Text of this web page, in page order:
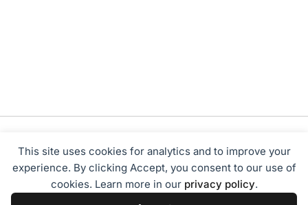
This site uses cookies for analytics and to improve your
experience. By clicking Accept, you consent to our use of
cookies. Learn more in our privacy policy.
Tentang Kami Redaksi Disclaimer
Privacy Policy